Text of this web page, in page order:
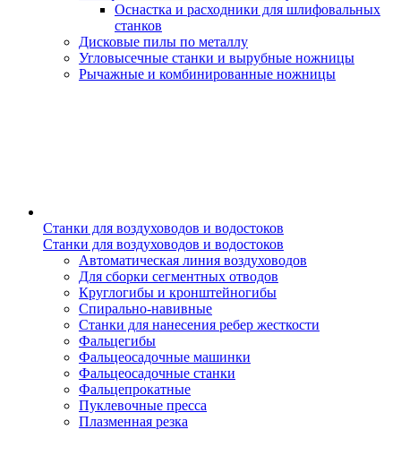
Оснастка и расходники для шлифовальных
станков
Дисковые пилы по металлу
Угловысечные станки и вырубные ножницы
Рычажные и комбинированные ножницы
Станки для воздуховодов и водостоков
Станки для воздуховодов и водостоков
Автоматическая линия воздуховодов
Для сборки сегментных отводов
Круглогибы и кронштейногибы
Спирально-навивные
Станки для нанесения ребер жесткости
Фальцегибы
Фальцеосадочные машинки
Фальцеосадочные станки
Фальцепрокатные
Пуклевочные пресса
Плазменная резка